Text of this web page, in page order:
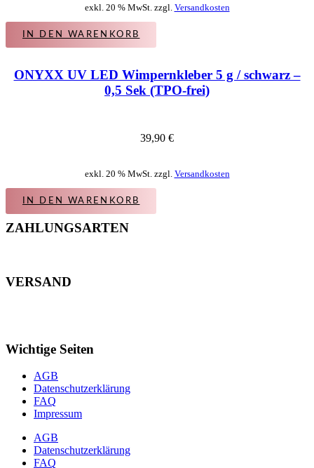
exkl. 20 % MwSt. zzgl. Versandkosten
IN DEN WARENKORB
ONYXX UV LED Wimpernkleber 5 g / schwarz –
0,5 Sek (TPO-frei)
39,90 €
exkl. 20 % MwSt. zzgl. Versandkosten
IN DEN WARENKORB
ZAHLUNGSARTEN
VERSAND
Wichtige Seiten
AGB
Datenschutzerklärung
FAQ
Impressum
AGB
Datenschutzerklärung
FAQ